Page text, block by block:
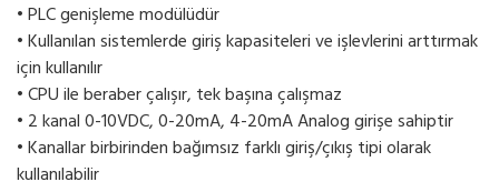
• PLC genişleme modülüdür
• Kullanılan sistemlerde giriş kapasiteleri ve işlevlerini arttırmak
için kullanılır
• CPU ile beraber çalışır, tek başına çalışmaz
• 2 kanal 0-10VDC, 0-20mA, 4-20mA Analog girişe sahiptir
• Kanallar birbirinden bağımsız farklı giriş/çıkış tipi olarak
kullanılabilir